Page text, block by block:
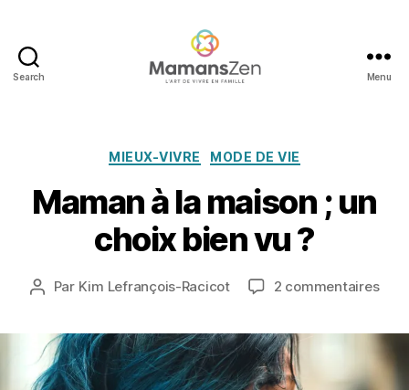
Search Menu
Catégories
MIEUX-VIVRE MODE DE VIE
Maman à la maison ; un
choix bien vu ?
Auteur
Par Kim Lefrançois-RacicotDate
5
é
c
e
m
2
1
2 commentairessur
la